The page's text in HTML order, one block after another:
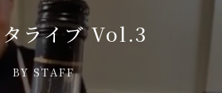
ライブ Vol.3
BY STAFF